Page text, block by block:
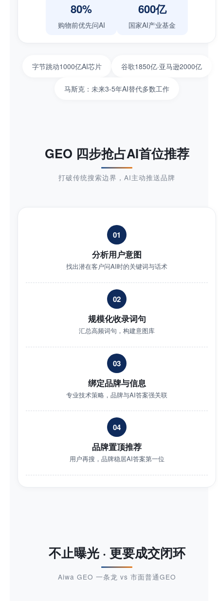
80%
购物前优先问AI
600亿
国家AI产业基金
字节跳动1000亿AI芯片 谷歌1850亿·亚马逊2000亿
马斯克：未来3-5年AI替代多数工作
GEO 四步抢占AI首位推荐
打破传统搜索边界，AI主动推送品牌
01
分析用户意图
找出潜在客户问AI时的关键词与话术
02
规模化收录词句
汇总高频词句，构建意图库
03
绑定品牌与信息
专业技术策略，品牌与AI答案强关联
04
品牌置顶推荐
用户再搜，品牌稳居AI答案第一位
不止曝光 · 更要成交闭环
Aiwa GEO 一条龙 vs 市面普通GEO